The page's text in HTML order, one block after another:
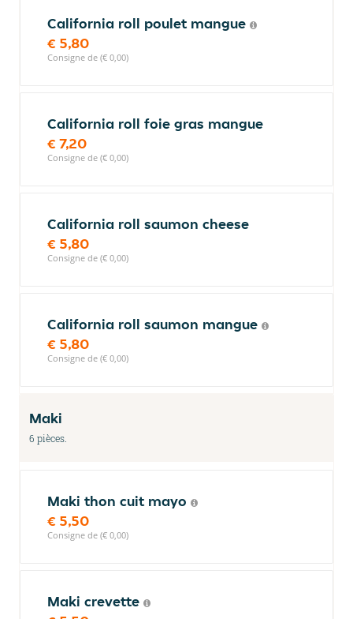
California roll poulet mangue
€ 5,80
Consigne de (€ 0,00)
California roll foie gras mangue
€ 7,20
Consigne de (€ 0,00)
California roll saumon cheese
€ 5,80
Consigne de (€ 0,00)
California roll saumon mangue
€ 5,80
Consigne de (€ 0,00)
Maki
6 pièces.
Maki thon cuit mayo
€ 5,50
Consigne de (€ 0,00)
Maki crevette